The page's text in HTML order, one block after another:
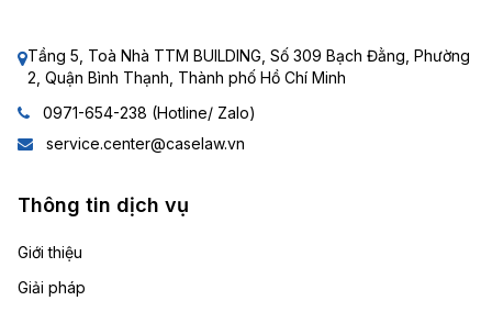
Tầng 5, Toà Nhà TTM BUILDING, Số 309 Bạch Đằng, Phường
2, Quận Bình Thạnh, Thành phố Hồ Chí Minh
0971-654-238 (Hotline/ Zalo)
service.center@caselaw.vn
Thông tin dịch vụ
Giới thiệu
Giải pháp